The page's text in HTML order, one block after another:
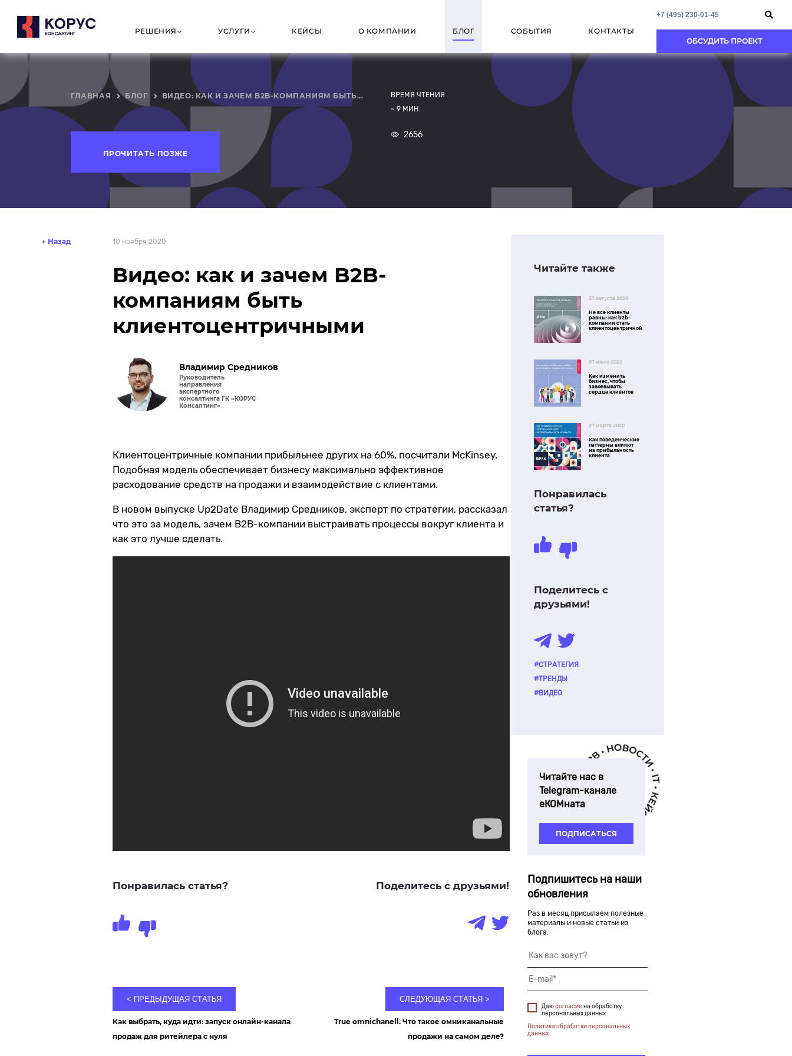
РЕШЕНИЯ
СОБСТВЕННАЯ
РАЗРАБОТКА
Бустрейд | E-
commerce платформа
поставщиков
Gate Management
воротами на складе
партнёров и
Мобильный ассистент
продавца-
ПАРТНЁРСКИЕ
РЕШЕНИЯ
1С-Битрикс:
Энтерпрайз
Ensi | E-commerce
платформа
Sellty | CMS для
создания B2B
интернет-магазина
РЕШЕНИЯ
для интернет-
УСЛУГИ
E-COMMERCE
Интернет-магазин под
Корпоративный
интернет-магазин
Оптовый
интернет-магазин
Разработка
программного
АНАЛИТИКА
Cоздание Customer
Journey Map (CJM)
Построение Employee
journey map (EJM)
Юзабилити-аудит
сайта
СОПРОВОЖДЕНИЕ И
РАЗВИТИЕ
КЕЙСЫ О КОМПАНИИ БЛОГ СОБЫТИЯ КОНТАКТЫ
+7 (495) 230-01-45
ОБСУДИТЬ ПРОЕКТ
ГЛАВНАЯ БЛОГ ВИДЕО: КАК И ЗАЧЕМ B2B-КОМПАНИЯМ БЫТЬ...
ПРОЧИТАТЬ ПОЗЖЕ
ВРЕМЯ ЧТЕНИЯ
~ 9 МИН.
2656
← Назад 10 ноября 2020
Видео: как и зачем B2B-
компаниям быть
клиентоцентричными
Владимир Средников
Руководитель
направления
экспертного
консалтинга ГК «КОРУС
Консалтинг»
Клиентоцентричные компании прибыльнее других на 60%, посчитали McKinsey.
Подобная модель обеспечивает бизнесу максимально эффективное
расходование средств на продажи и взаимодействие с клиентами.
В новом выпуске Up2Date Владимир Средников, эксперт по стратегии, рассказал
что это за модель, зачем B2B-компании выстраивать процессы вокруг клиента и
как это лучше сделать.
Понравилась статья? Поделитесь с друзьями!
< ПРЕДЫДУЩАЯ СТАТЬЯ
Как выбрать, куда идти: запуск онлайн-канала
продаж для ритейлера с нуля
СЛЕДУЮЩАЯ СТАТЬЯ >
True omnichanell. Что такое омниканальные
продажи на самом деле?
Читайте также
27 августа 2020
Не все клиенты
равны: как b2b-
компании стать
клиентоцентричной
07 июля 2020
Как изменить
бизнес, чтобы
завоевывать
сердца клиентов
27 марта 2020
Как поведенческие
паттерны влияют
на прибыльность
клиента
Понравилась
статья?
Поделитесь с
друзьями!
#СТРАТЕГИЯ
#ТРЕНДЫ
#ВИДЕО
Читайте нас в
Telegram-канале
еКОМната
ПОДПИСАТЬСЯ
Подпишитесь на наши
обновления
Раз в месяц присылаем полезные
материалы и новые статьи из
блога.
Даюсогласие на обработку
персональных данных
Политика обработки персональных
данных